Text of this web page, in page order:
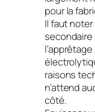
pour la
Il faut noter
secondaire
raisons
n’attend
côté.